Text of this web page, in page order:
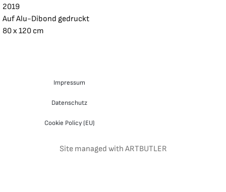
2019
Auf Alu-Dibond gedruckt
80 x 120 cm
Impressum
Datenschutz
Cookie Policy (EU)
Site managed with ARTBUTLER